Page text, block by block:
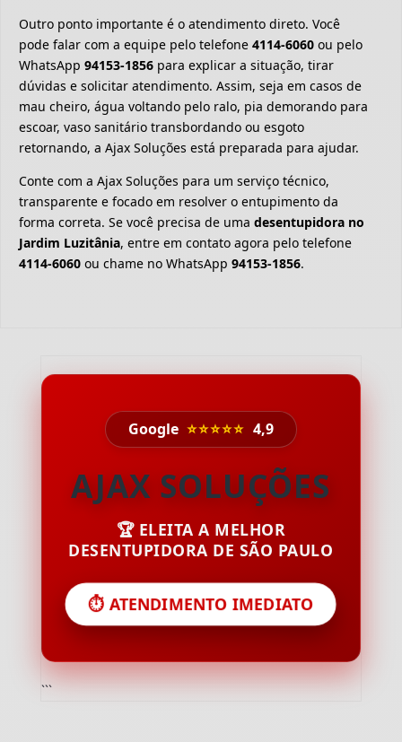
Outro ponto importante é o atendimento direto. Você
pode falar com a equipe pelo telefone 4114-6060 ou pelo
WhatsApp 94153-1856 para explicar a situação, tirar
dúvidas e solicitar atendimento. Assim, seja em casos de
mau cheiro, água voltando pelo ralo, pia demorando para
escoar, vaso sanitário transbordando ou esgoto
retornando, a Ajax Soluções está preparada para ajudar.
Conte com a Ajax Soluções para um serviço técnico,
transparente e focado em resolver o entupimento da
forma correta. Se você precisa de uma desentupidora no
Jardim Luzitânia, entre em contato agora pelo telefone
4114-6060 ou chame no WhatsApp 94153-1856.
Google ⭐⭐⭐⭐⭐ 4,9
AJAX SOLUÇÕES
🏆 ELEITA A MELHOR
DESENTUPIDORA DE SÃO PAULO
⏱️ ATENDIMENTO IMEDIATO
```